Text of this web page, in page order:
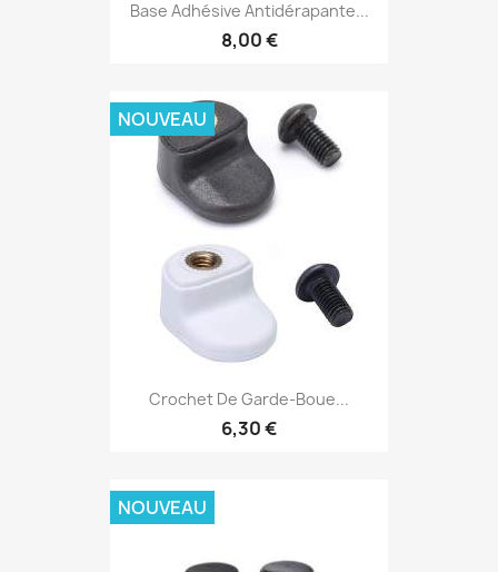
Base Adhésive Antidérapante...
8,00 €
Crochet De Garde-Boue...
6,30 €
NOUVEAU
NOUVEAU